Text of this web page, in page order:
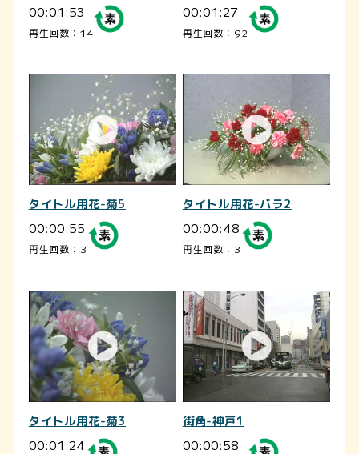
00:01:53
再生回数：14
00:01:27
再生回数：92
タイトル用花-菊5
00:00:55
再生回数：3
タイトル用花-バラ2
00:00:48
再生回数：3
タイトル用花-菊3
00:01:24
街角-神戸1
00:00:58